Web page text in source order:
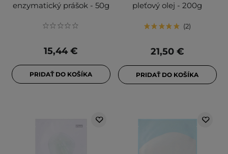
enzymatický prášok - 50g
15,44 €
PRIDAŤ DO KOŠÍKA
pleťový olej - 200g
2
21,50 €
PRIDAŤ DO KOŠÍKA